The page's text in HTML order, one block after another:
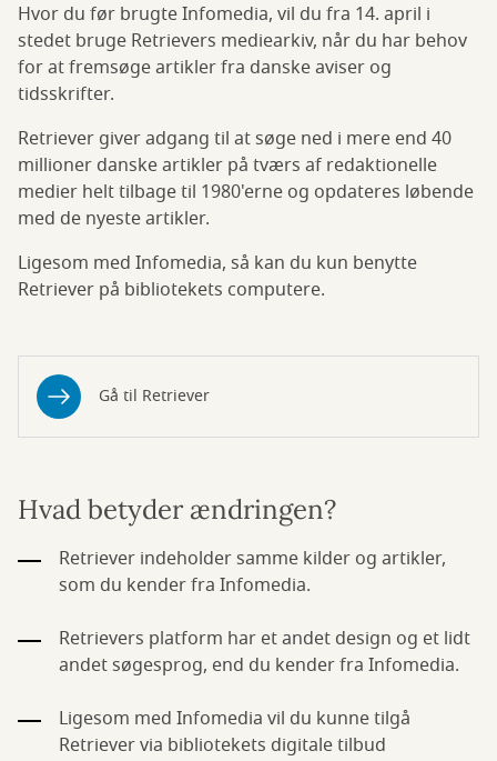
Hvor du før brugte Infomedia, vil du fra 14. april i
stedet bruge Retrievers mediearkiv, når du har behov
for at fremsøge artikler fra danske aviser og
tidsskrifter.
Retriever giver adgang til at søge ned i mere end 40
millioner danske artikler på tværs af redaktionelle
medier helt tilbage til 1980'erne og opdateres løbende
med de nyeste artikler.
Ligesom med Infomedia, så kan du kun benytte
Retriever på bibliotekets computere.
Gå til Retriever
Hvad betyder ændringen?
Retriever indeholder samme kilder og artikler,
som du kender fra Infomedia.
Retrievers platform har et andet design og et lidt
andet søgesprog, end du kender fra Infomedia.
Ligesom med Infomedia vil du kunne tilgå
Retriever via bibliotekets digitale tilbud